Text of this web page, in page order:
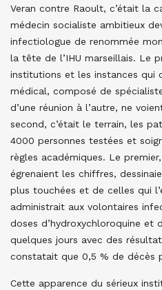
Veran contre Raoult, c’était la
médecin socialiste ambitieux
infectiologue de renommée
la tête de l’IHU marseillais. Le
institutions et les instances qui
médical, composé de
d’une réunion à l’autre, ne
second, c’était le terrain, les
4000 personnes testées et
règles académiques. Le
égrenaient les chiffres,
plus touchées et de celles qui
administrait aux volontaires
doses d’hydroxychloroquine et
quelques jours avec des
constatait que 0,5 % de décès
Cette apparence du sérieux